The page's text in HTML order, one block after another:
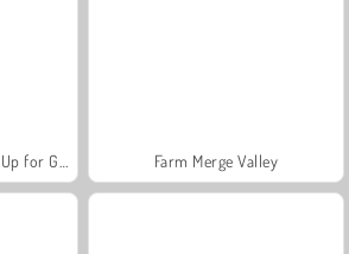
Farm Merge Valley